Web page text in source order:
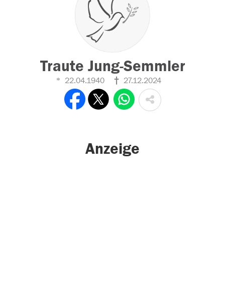
Traute Jung-Semmler
22.04.1940 27.12.2024
Anzeige